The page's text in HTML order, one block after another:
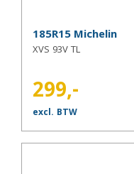
185R15 Michelin
XVS 93V TL
299,-
excl. BTW